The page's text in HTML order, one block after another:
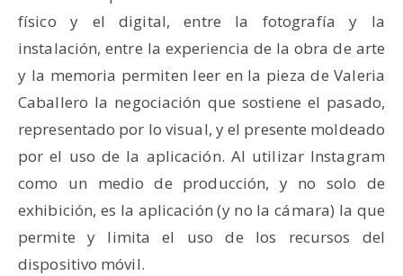
físico y el digital, entre la fotografía y la
instalación, entre la experiencia de la obra de arte
y la memoria permiten leer en la pieza de Valeria
Caballero la negociación que sostiene el pasado,
representado por lo visual, y el presente moldeado
por el uso de la aplicación. Al utilizar Instagram
como un medio de producción, y no solo de
exhibición, es la aplicación (y no la cámara) la que
permite y limita el uso de los recursos del
dispositivo móvil.